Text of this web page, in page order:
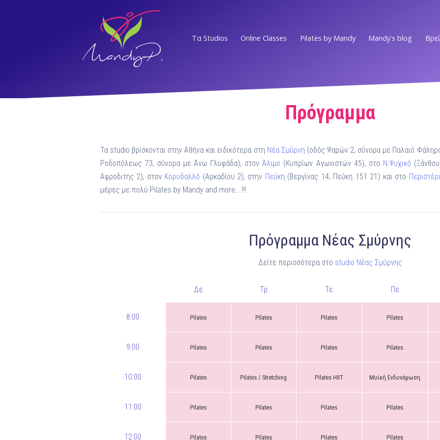
Τα Studios
Στην πιο ωραία γειτονιά του Ελληνικού
Α
ΑΛΙΜΟΣ
Στο κέντρο του Αλίμου
ΝΨ
Ν.ΨΥΧΙΚO
Ένας χώρος ευεξίας στην καρδιά του Νέου Ψυχικού
Ένα μεγάλο και όμορφο γυμναστήριο κοντά στη θάλασσα
Το pilates έχει τον δικό του καταπληκτικό χώρο στον
ΠΕΥ
ΠΕΡΙΣΤΈΡΙ
Online Classes Pilates by Mandy Mandy's blog
ΟΛΑ ΤΑ ΑΡΘΡΑ
Πρόγραμμα
Τα studio βρίσκονται στην Αθήνα και ειδικότερα στη Νέα Σμύρνη (οδός Ψαρών 2, σύνορα με Παλαιό
Ροδοπόλεως 73, σύνορα με Άνω Γλυφάδα), στονΆλιμο (Κυπρίων Αγωνιστών 45), στο Ν.Ψυχικό
Αφροδιτης 2), στον Κορυδαλλό (Αρκαδίου 2), στην Πεύκη (Βεργίνας 14, Πεύκη 151 21) και στο Περιστέρι
μέρες με πολύ Pilates by Mandy and more….!!!
Πρόγραμμα Νέας Σμύρνης
Δείτε περισσότερα στο studio Νέας Σμύρνης
Δε Τρ Τε Πε
8:00 Pilates Pilates Pilates Pilates
9:00 Pilates Pilates Pilates Pilates
10:00 Pilates Pilates / Stretching Pilates HIIT Μυϊκή Ενδυνάμωση
11:00 Pilates Pilates Pilates Pilates
12:00 Pilates Pilates Pilates Pilates